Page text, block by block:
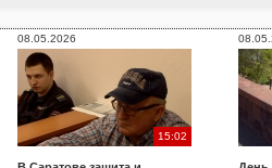
08.05.2026
15:02